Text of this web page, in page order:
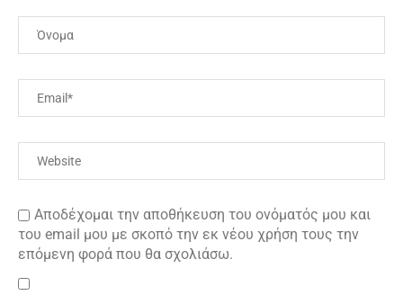
Αποδέχομαι την αποθήκευση του ονόματός μου και
του email μου με σκοπό την εκ νέου χρήση τους την
επόμενη φορά που θα σχολιάσω.